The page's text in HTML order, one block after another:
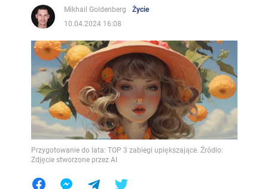
Mikhail Goldenberg
Życie
10.04.2024 16:08
Przygotowanie do lata: TOP 3 zabiegi upiększające. Źródło:
Zdjęcie stworzone przez AI